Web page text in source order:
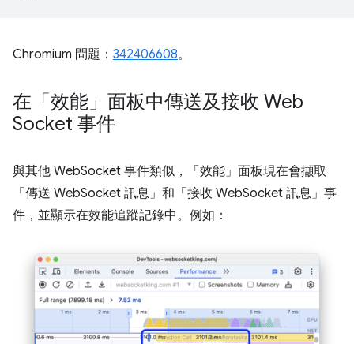
Chromium 問題： 342406608。
在「效能」面板中傳送及接收 Web
Socket 事件
與其他 WebSocket 事件類似，「效能」 面板現在會擷取
「傳送 WebSocket 訊息」 和「接收 WebSocket 訊息」 事
件，並顯示在效能追蹤記錄中。例如：